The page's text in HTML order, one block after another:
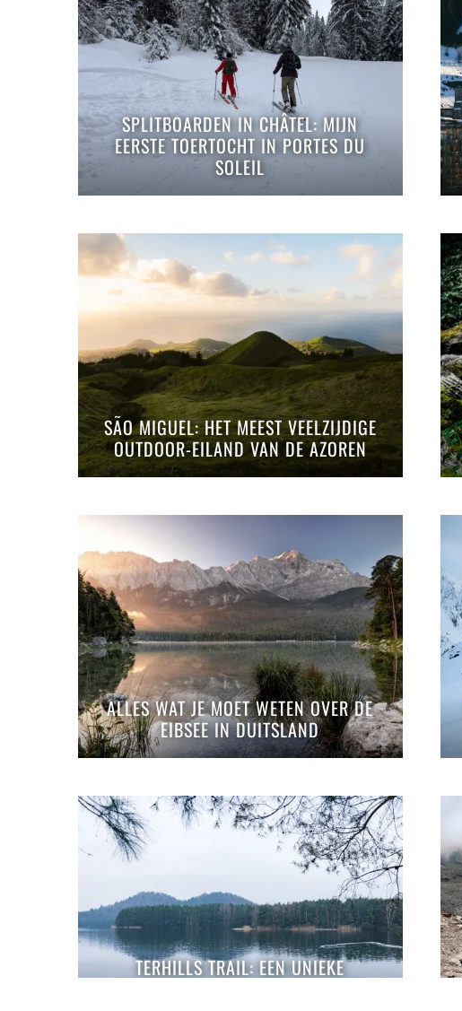
SPLITBOARDEN IN CHÂTEL: MIJN
EERSTE TOERTOCHT IN PORTES DU
SOLEIL
SÃO MIGUEL: HET MEEST VEELZIJDIGE
OUTDOOR-EILAND VAN DE AZOREN
ALLES WAT JE MOET WETEN OVER DE
EIBSEE IN DUITSLAND
TERHILLS TRAIL: EEN UNIEKE